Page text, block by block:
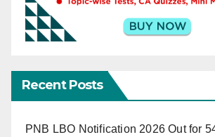
Recent Posts
PNB LBO Notification 2026 Out for